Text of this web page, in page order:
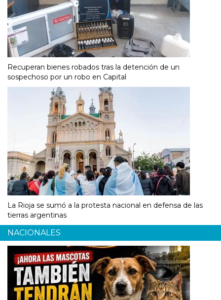
Recuperan bienes robados tras la detención de un
sospechoso por un robo en Capital
La Rioja se sumó a la protesta nacional en defensa de las
tierras argentinas
NACIONALES